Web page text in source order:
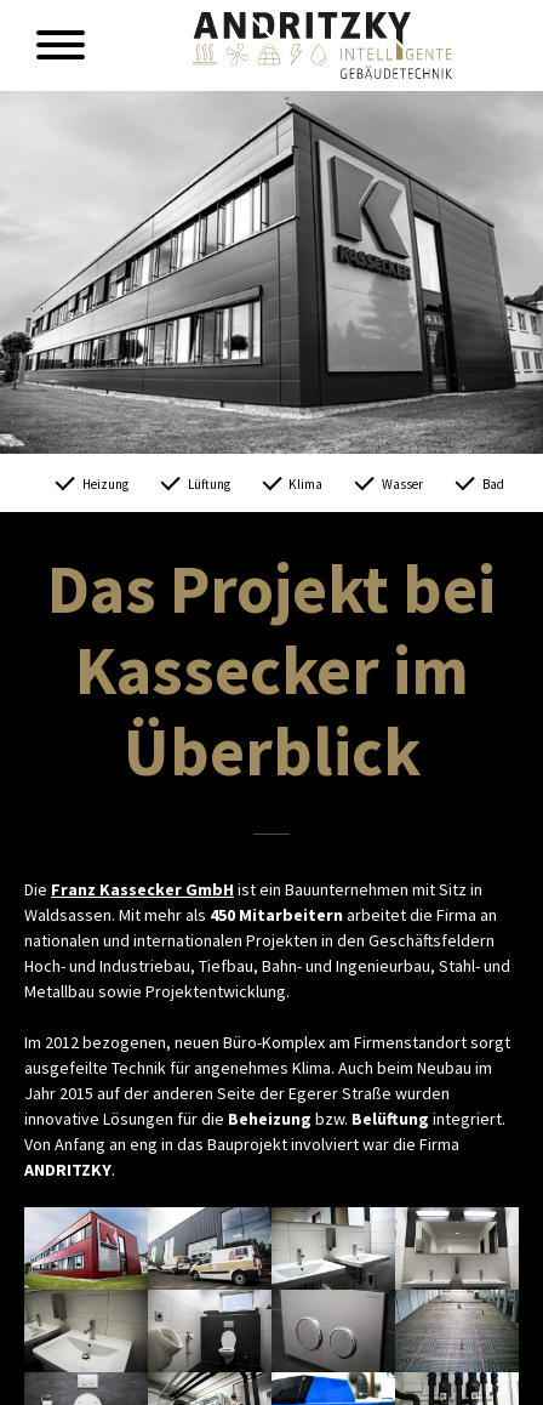
Heizung Lüftung Klima Wasser Bad
Das Projekt bei
Kassecker im
Überblick
Die Franz Kassecker GmbHist ein Bauunternehmen mit Sitz in
Waldsassen. Mit mehr als 450 Mitarbeiternarbeitet die Firma an
nationalen und internationalen Projekten in den Geschäftsfeldern
Hoch- und Industriebau, Tiefbau, Bahn- und Ingenieurbau, Stahl- und
Metallbau sowie Projektentwicklung.
Im 2012 bezogenen, neuen Büro-Komplex am Firmenstandort sorgt
ausgefeilte Technik für angenehmes Klima. Auch beim Neubau im
Jahr 2015 auf der anderen Seite der Egerer Straße wurden
innovative Lösungen für die Beheizung bzw. Belüftung integriert.
Von Anfang an eng in das Bauprojekt involviert war die Firma
ANDRITZKY.